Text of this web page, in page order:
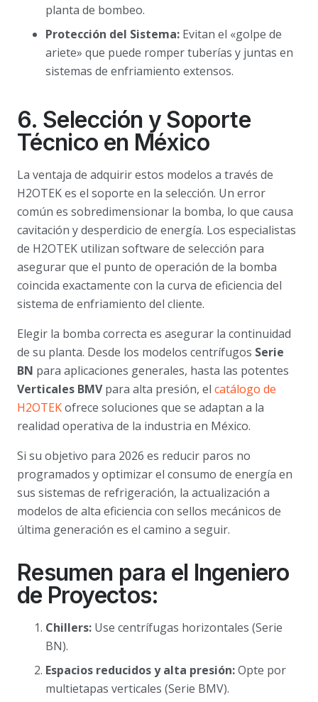
planta de bombeo.
Protección del Sistema: Evitan el «golpe de
ariete» que puede romper tuberías y juntas en
sistemas de enfriamiento extensos.
6. Selección y Soporte
Técnico en México
La ventaja de adquirir estos modelos a través de
H2OTEK es el soporte en la selección. Un error
común es sobredimensionar la bomba, lo que causa
cavitación y desperdicio de energía. Los especialistas
de H2OTEK utilizan software de selección para
asegurar que el punto de operación de la bomba
coincida exactamente con la curva de eficiencia del
sistema de enfriamiento del cliente.
Elegir la bomba correcta es asegurar la continuidad
de su planta. Desde los modelos centrífugos Serie
BN para aplicaciones generales, hasta las potentes
Verticales BMVpara alta presión, el catálogo de
H2OTEKofrece soluciones que se adaptan a la
realidad operativa de la industria en México.
Si su objetivo para 2026 es reducir paros no
programados y optimizar el consumo de energía en
sus sistemas de refrigeración, la actualización a
modelos de alta eficiencia con sellos mecánicos de
última generación es el camino a seguir.
Resumen para el Ingeniero
de Proyectos:
Chillers: Use centrífugas horizontales (Serie
BN).
Espacios reducidos y alta presión:Opte por
multietapas verticales (Serie BMV).